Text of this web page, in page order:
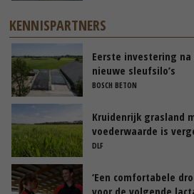
KENNISPARTNERS
Eerste investering
nieuwe sleufsilo’s
BOSCH BETON
Kruidenrijk grasland
voederwaarde is
raaigras’
DLF
‘Een comfortabele